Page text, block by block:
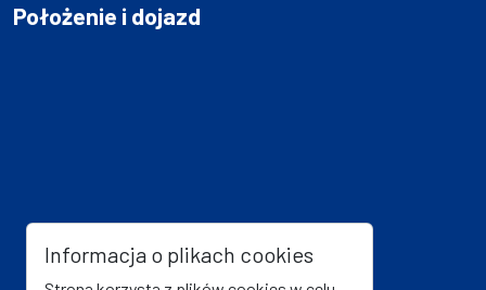
Położenie i dojazd
Informacja o plikach cookies